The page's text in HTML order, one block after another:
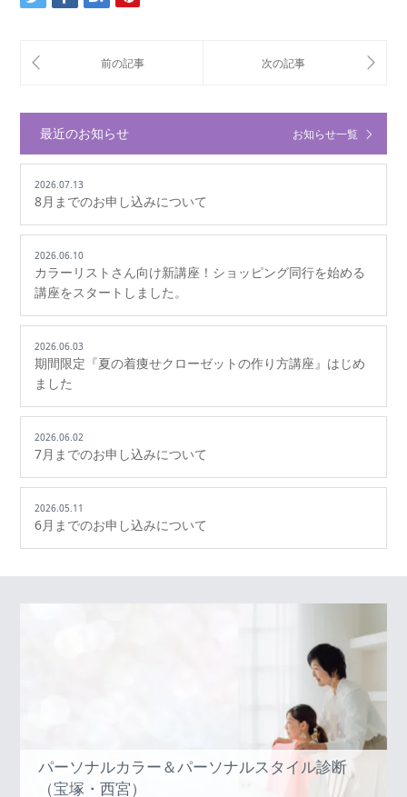
最近のお知らせ お知らせ一覧
2026.07.13
8月までのお申し込みについて
2026.06.10
カラーリストさん向け新講座！ショッピング同行を始める
講座をスタートしました。
2026.06.03
期間限定『夏の着痩せクローゼットの作り方講座』はじめ
ました
2026.06.02
7月までのお申し込みについて
2026.05.11
6月までのお申し込みについて
パーソナルカラー＆パーソナルスタイル診断
（宝塚・西宮）